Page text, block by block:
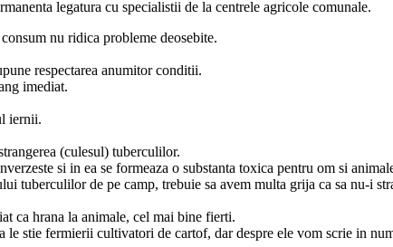
legatura cu specialistii de la centrele agricole comunale.
nu ridica probleme deosebite.
respectarea anumitor conditii.
imediat.
iernii.
(culesul) tuberculilor.
si in ea se formeaza o substanta toxica pentru om si
tuberculilor de pe camp, trebuie sa avem multa grija ca sa nu-i
ca hrana la animale, cel mai bine fierti.
le stie fermierii cultivatori de cartof, dar despre ele vom scrie in